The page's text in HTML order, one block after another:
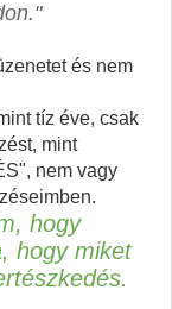
és nem
tíz éve, csak
mint
nem vagy
hogy
hogy miket